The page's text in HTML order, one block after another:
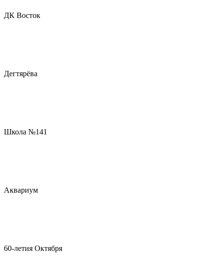
ДК Восток
Дегтярёва
Школа №141
Аквариум
60-летия Октября